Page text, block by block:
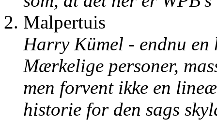
Malpertuis
Harry Kümel - endnu
Mærkelige personer,
men forvent ikke en
historie for den sags